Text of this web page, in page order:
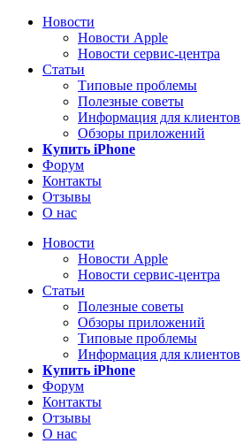
Новости
Новости Apple
Новости сервис-центра
Статьи
Типовые проблемы
Полезные советы
Информация для клиентов
Обзоры приложений
Купить iPhone
Форум
Контакты
Отзывы
О нас
Новости
Новости Apple
Новости сервис-центра
Статьи
Полезные советы
Обзоры приложений
Типовые проблемы
Информация для клиентов
Купить iPhone
Форум
Контакты
Отзывы
О нас